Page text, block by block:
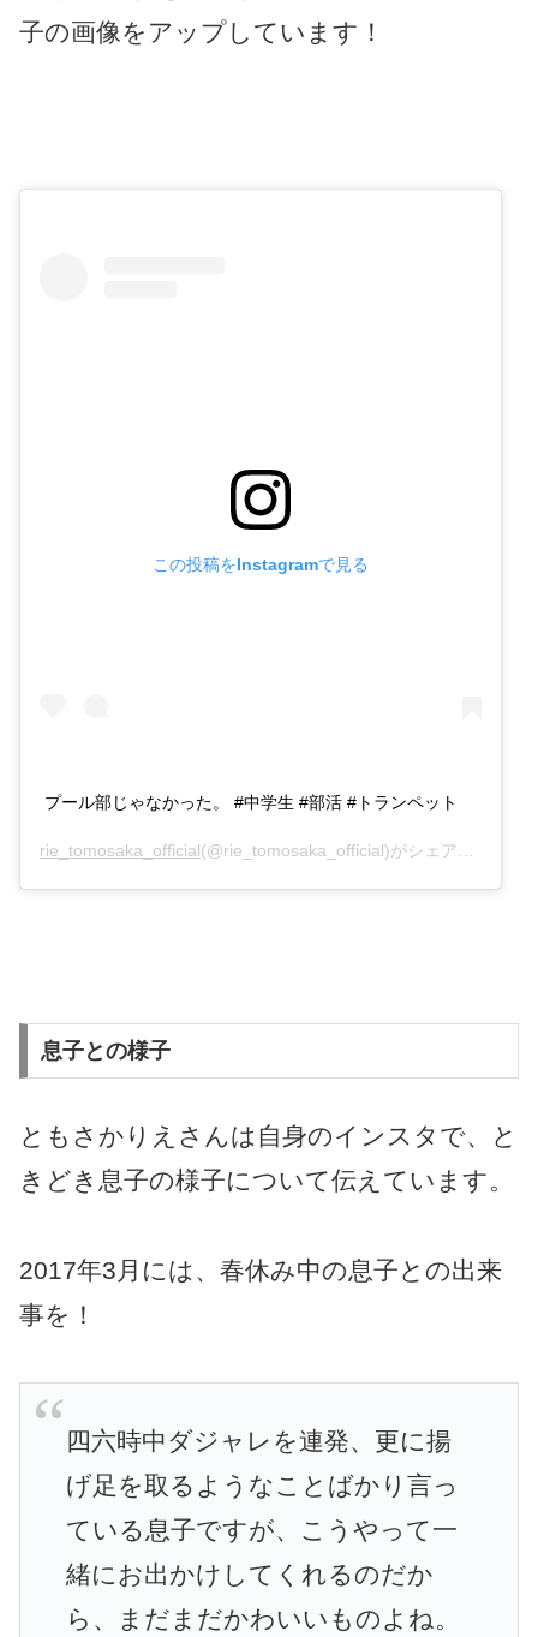
子の画像をアップしています！
この投稿をInstagramで見る
プール部じゃなかった。 #中学生 #部活 #トランペット
rie_tomosaka_official(@rie_tomosaka_official)がシェアした投稿 –
息子との様子
ともさかりえさんは自身のインスタで、と
きどき息子の様子について伝えています。
2017年3月には、春休み中の息子との出来
事を！
四六時中ダジャレを連発、更に揚
げ足を取るようなことばかり言っ
ている息子ですが、こうやって一
緒にお出かけしてくれるのだか
ら、まだまだかわいいものよね。